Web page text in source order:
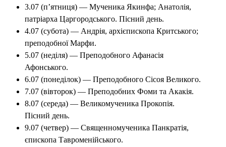
3.07 (п’ятниця) — Мученика Якинфа; Анатолія,
патріарха Царгородського. Пісний день.
4.07 (субота) — Андрія, архієпископа Критського;
преподобної Марфи.
5.07 (неділя) — Преподобного Афанасія
Афонського.
6.07 (понеділок) — Преподобного Сісоя Великого.
7.07 (вівторок) — Преподобних Фоми та Акакія.
8.07 (середа) — Великомученика Прокопія.
Пісний день.
9.07 (четвер) — Священномученика Панкратія,
єпископа Тавроменійського.